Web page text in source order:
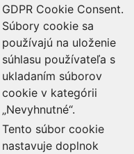
GDPR Cookie Consent.
Súbory cookie sa
používajú na uloženie
súhlasu používateľa s
ukladaním súborov
cookie v kategórii
„Nevyhnutné“.
Tento súbor cookie
nastavuje doplnok